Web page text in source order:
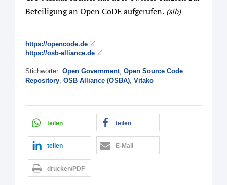
Beteiligung an Open CoDE aufgerufen. (sib)
https://opencode.de
https://osb-alliance.de
Stichwörter: Open Government, Open Source Code
Repository, OSB Alliance (OSBA), Vitako
teilen teilen
teilen E-Mail
drucken/PDF